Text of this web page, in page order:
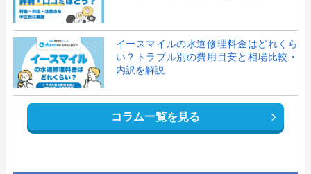
イースマイルの水道修理料金はどれくら
い？トラブル別の費用目安と相場比較・
内訳を解説
コラム一覧を見る